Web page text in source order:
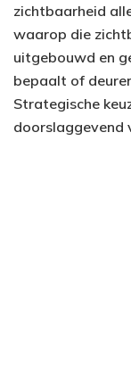
zichtbaarheid
waarop die
uitgebouwd en
bepaalt of
Strategische
doorslaggevend